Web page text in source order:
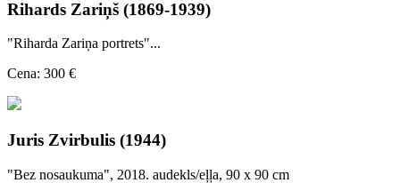
Rihards Zariņš (1869-1939)
"Riharda Zariņa portrets"...
Cena: 300 €
Juris Zvirbulis (1944)
"Bez nosaukuma", 2018. audekls/eļļa, 90 x 90 cm